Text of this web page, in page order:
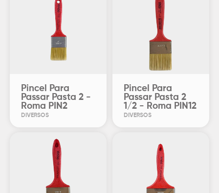
Pincel Para
Passar Pasta 2 -
Roma PIN2
DIVERSOS
Pincel Para
Passar Pasta 2
1/2 - Roma PIN12
DIVERSOS